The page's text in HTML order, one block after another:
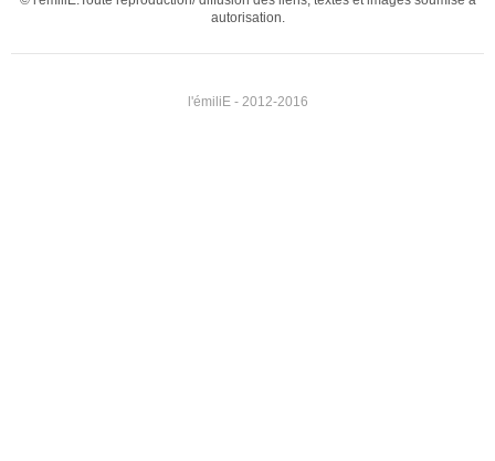
autorisation.
l'émiliE - 2012-2016